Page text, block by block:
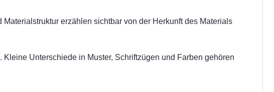
erzählen sichtbar von der Herkunft des Materials
Unterschiede in Muster, Schriftzügen und Farben gehören